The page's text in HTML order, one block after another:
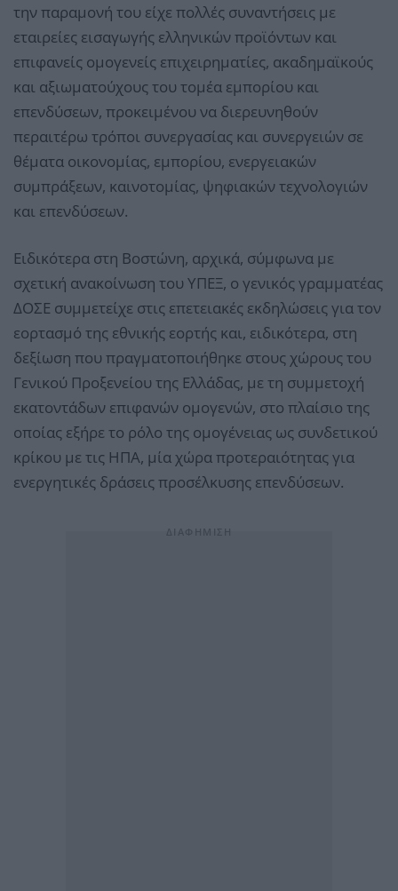
την παραμονή του είχε πολλές συναντήσεις με
εταιρείες εισαγωγής ελληνικών προϊόντων και
επιφανείς ομογενείς επιχειρηματίες, ακαδημαϊκούς
και αξιωματούχους του τομέα εμπορίου και
επενδύσεων, προκειμένου να διερευνηθούν
περαιτέρω τρόποι συνεργασίας και συνεργειών σε
θέματα οικονομίας, εμπορίου, ενεργειακών
συμπράξεων, καινοτομίας, ψηφιακών τεχνολογιών
και επενδύσεων.
Ειδικότερα στη Βοστώνη, αρχικά, σύμφωνα με
σχετική ανακοίνωση του ΥΠΕΞ, ο γενικός γραμματέας
ΔΟΣΕ συμμετείχε στις επετειακές εκδηλώσεις για τον
εορτασμό της εθνικής εορτής και, ειδικότερα, στη
δεξίωση που πραγματοποιήθηκε στους χώρους του
Γενικού Προξενείου της Ελλάδας, με τη συμμετοχή
εκατοντάδων επιφανών ομογενών, στο πλαίσιο της
οποίας εξήρε το ρόλο της ομογένειας ως συνδετικού
κρίκου με τις ΗΠΑ, μία χώρα προτεραιότητας για
ενεργητικές δράσεις προσέλκυσης επενδύσεων.